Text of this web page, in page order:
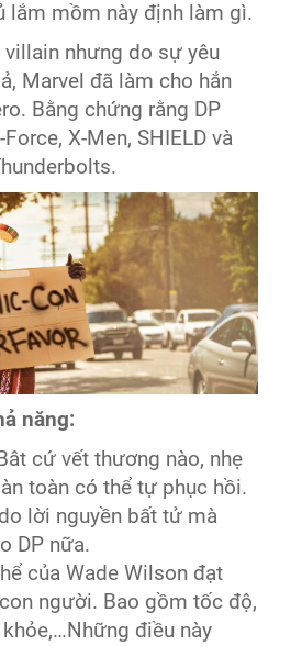
lắm mồm này định làm gì.
nhưng do sự yêu
Marvel đã làm cho hắn
Bằng chứng rằng DP
X-Men, SHIELD và
năng:
cứ vết thương nào, nhẹ
toàn có thể tự phục hồi.
lời nguyền bất tử mà
DP nữa.
của Wade Wilson đạt
người. Bao gồm tốc độ,
điều này